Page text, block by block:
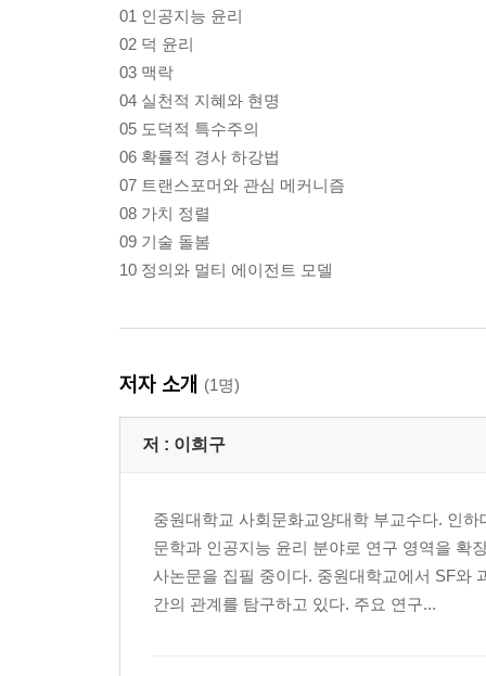
01 인공지능 윤리
02 덕 윤리
03 맥락
04 실천적 지혜와 현명
05 도덕적 특수주의
06 확률적 경사 하강법
07 트랜스포머와 관심 메커니즘
08 가치 정렬
09 기술 돌봄
10 정의와 멀티 에이전트 모델
저자 소개 (1명)
저 : 이희구
중원대학교 사회문화교양대학 부교수다. 인
문학과 인공지능 윤리 분야로 연구 영역을 확
사논문을 집필 중이다. 중원대학교에서 SF와
간의 관계를 탐구하고 있다. 주요 연구...